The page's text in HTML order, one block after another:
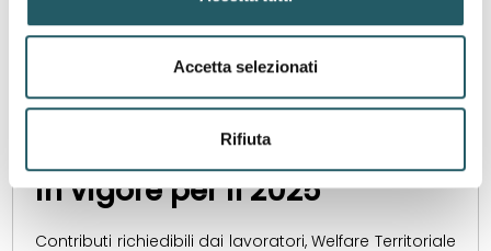
Accetta selezionati
Rifiuta
ONLINE il nuovo Accordo e
Regolamento delle
prestazioni FSR Welfare EBC
in vigore per il 2025
Contributi richiedibili dai lavoratori, Welfare Territoriale